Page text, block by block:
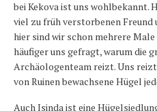
bei Kekova ist uns wohlbekannt.
viel zu früh verstorbenen Freund
hier sind wir schon mehrere
häufiger uns gefragt, warum die
Archäologenteam reizt. Uns
von Ruinen bewachsene Hügel
Auch Isinda ist eine